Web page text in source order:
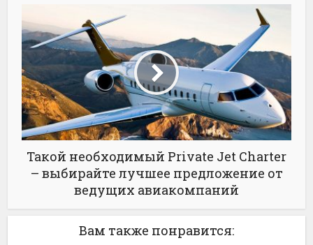
Такой необходимый Private Jet Charter
– выбирайте лучшее предложение от
ведущих авиакомпаний
Вам также понравится: